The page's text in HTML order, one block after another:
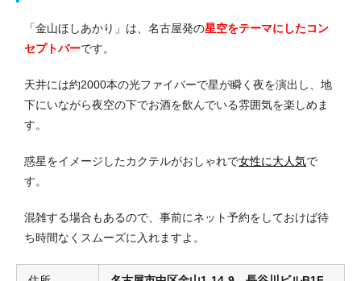
「金山ほしあかり」は、名古屋発の星空をテーマにしたコン
セプトバーです。
天井には約2000本の光ファイバーで星が瞬く夜を演出し、地
下にいながら夜空の下でお酒を飲んでいる雰囲気を楽しめま
す。
惑星をイメージしたカクテルがおしゃれで女性に大人気で
す。
混雑する場合もあるので、事前にネット予約をしておけば待
ち時間なくスムーズに入れますよ。